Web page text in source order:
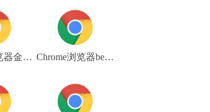
Chrome浏览器金丝雀版（Google Chrome Canary） V106.0.5225.0 64位下载 Chrome浏览器beta版 V108.0.5359.48 64位谷歌浏览器下载